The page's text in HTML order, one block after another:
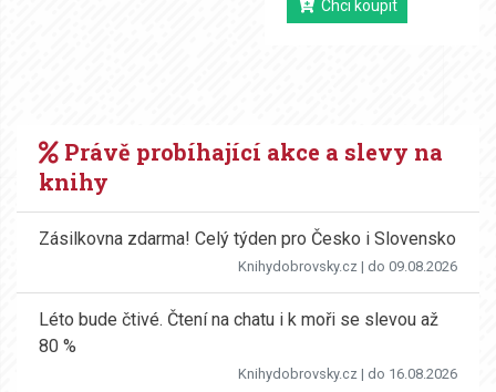
Chci koupit
Právě probíhající akce a slevy na
knihy
Zásilkovna zdarma! Celý týden pro Česko i Slovensko
Knihydobrovsky.cz | do 09.08.2026
Léto bude čtivé. Čtení na chatu i k moři se slevou až
80 %
Knihydobrovsky.cz | do 16.08.2026